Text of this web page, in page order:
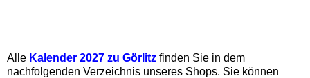
Alle Kalender 2027 zu Görlitz finden Sie in dem
nachfolgenden Verzeichnis unseres Shops. Sie können